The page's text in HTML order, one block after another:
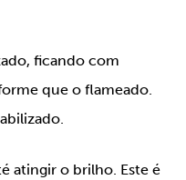
ficando com
que o flameado.
atingir o brilho. Este é